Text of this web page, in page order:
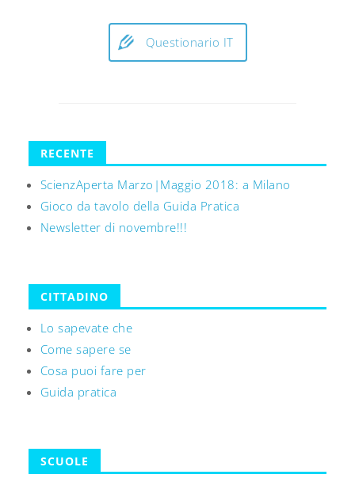
Questionario IT
RECENTE
ScienzAperta Marzo|Maggio 2018: a Milano
Gioco da tavolo della Guida Pratica
Newsletter di novembre!!!
CITTADINO
Lo sapevate che
Come sapere se
Cosa puoi fare per
Guida pratica
SCUOLE